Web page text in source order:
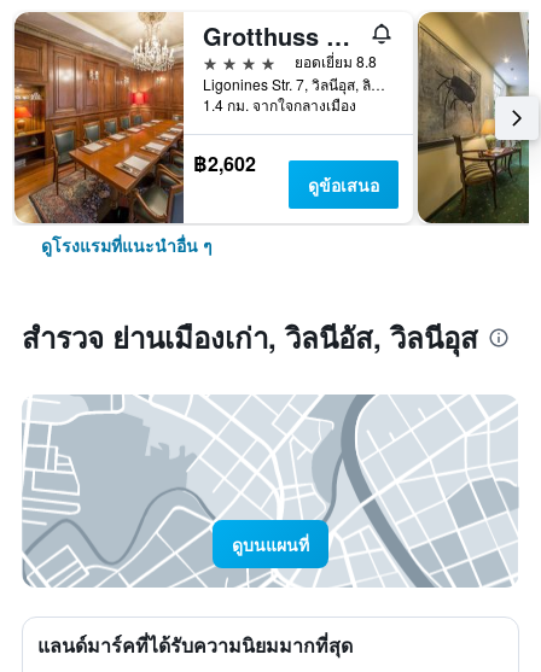
Grotthuss Boutique Hotel
4 ดาว
ยอดเยี่ยม 8.8
Ligonines Str. 7, วิลนีอุส, ลิทัวเนีย
1.4 กม. จากใจกลางเมือง
฿2,602
ดูข้อเสนอ
ดูโรงแรมที่แนะนำอื่น ๆ
สำรวจ ย่านเมืองเก่า, วิลนีอัส, วิลนีอุส
ดูบนแผนที่
แลนด์มาร์คที่ได้รับความนิยมมากที่สุด